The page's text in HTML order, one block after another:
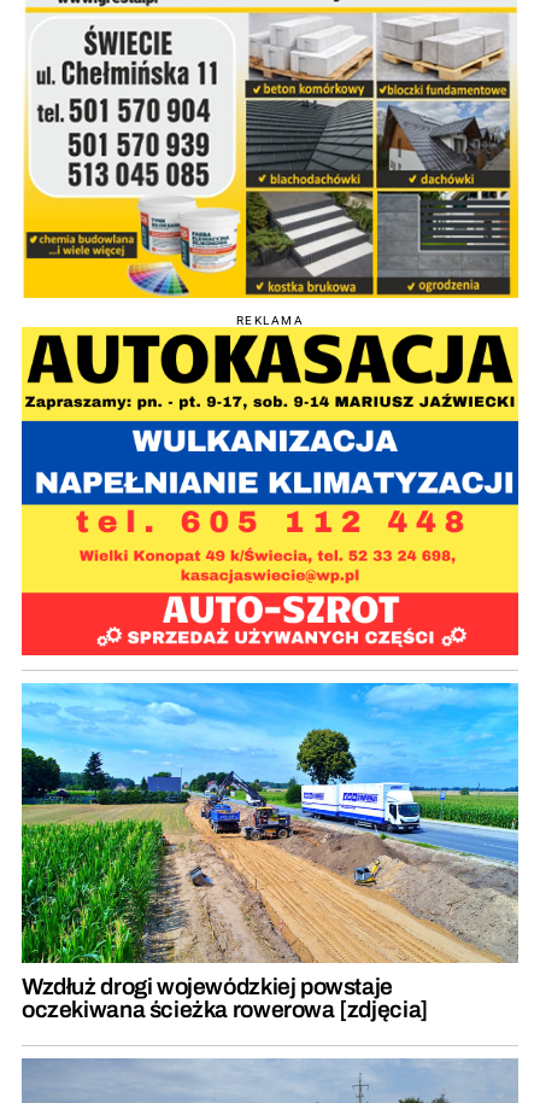
REKLAMA
Wzdłuż drogi wojewódzkiej powstaje
oczekiwana ścieżka rowerowa [zdjęcia]